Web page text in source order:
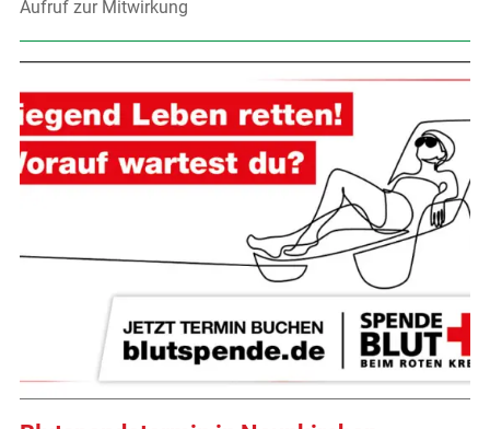
Aufruf zur Mitwirkung